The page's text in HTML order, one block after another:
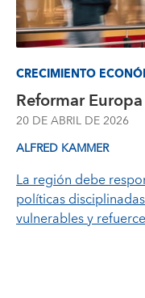
CRECIMIENTO
Reformar
20 DE ABRIL DE 2026
ALFRED KAMMER
La región debe
políticas
vulnerables y